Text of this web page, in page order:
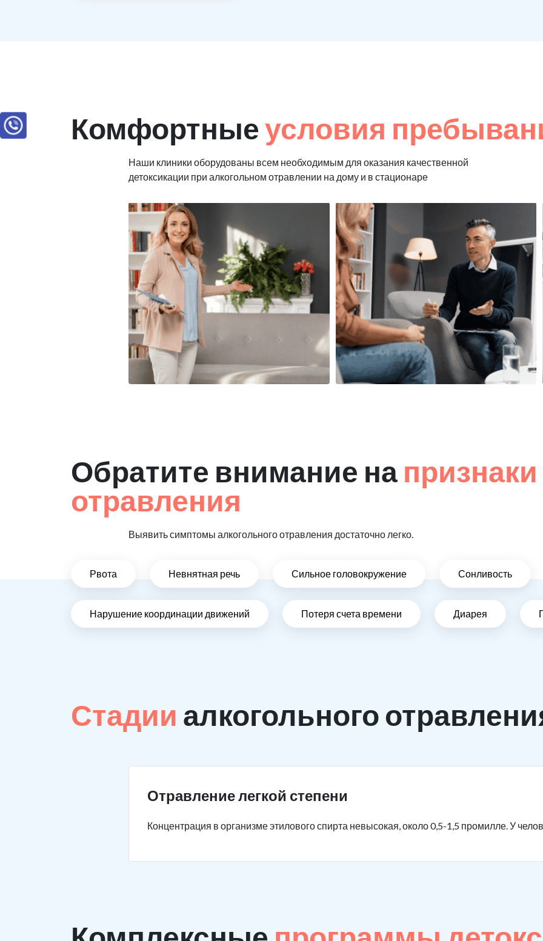
Комфортныеусловия
Наши клиники оборудованы всем необходимым для оказания качественной
детоксикации при алкогольном отравлении на дому и в стационаре
Обратите внимание на
отравления
Выявить симптомы алкогольного отравления достаточно легко.
Рвота Невнятная речь Сильное головокружение Сонливость
Нарушение координации движений Потеря счета времени Диарея
Стадии алкогольного
Отравление легкой степени
Концентрация в организме этилового спирта невысокая, около 0,5-1,5 промилле. У